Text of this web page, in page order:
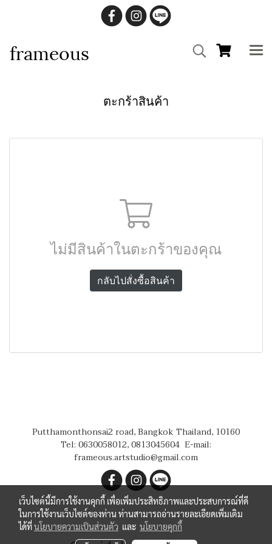
frameous
ตะกร้าสินค้า
ไม่มีสินค้าในตะกร้าของคุณ
กลับไปสั่งซื้อสินค้า
Putthamonthonsai2 road, Bangkok Thailand, 10160
Tel: 0630058012, 0813045604 E-mail:
frameous.artstudio@gmail.com
เว็บไซต์นี้มีการใช้งานคุกกี้ เพื่อเพิ่มประสิทธิภาพและประสบการณ์ที่ดี
ในการใช้งานเว็บไซต์ของท่าน ท่านสามารถอ่านรายละเอียดเพิ่มเติม
ได้ที่นโยบายความเป็นส่วนตัว และ นโยบายคุกกี้